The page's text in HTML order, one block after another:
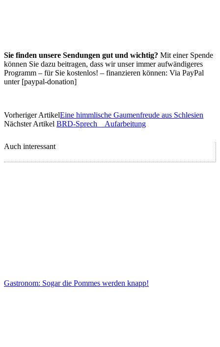
Sie finden unsere Sendungen gut und wichtig? Mit einer Spende
können Sie dazu beitragen, dass wir unser immer aufwändigeres
Programm – für Sie kostenlos! – finanzieren können: Via PayPal
unter [paypal-donation]
Vorheriger ArtikelEine himmlische Gaumenfreude aus Schlesien
Nächster Artikel BRD-Sprech _ Aufarbeitung
Auch interessant
Gastronom: Sogar die Pommes werden knapp!